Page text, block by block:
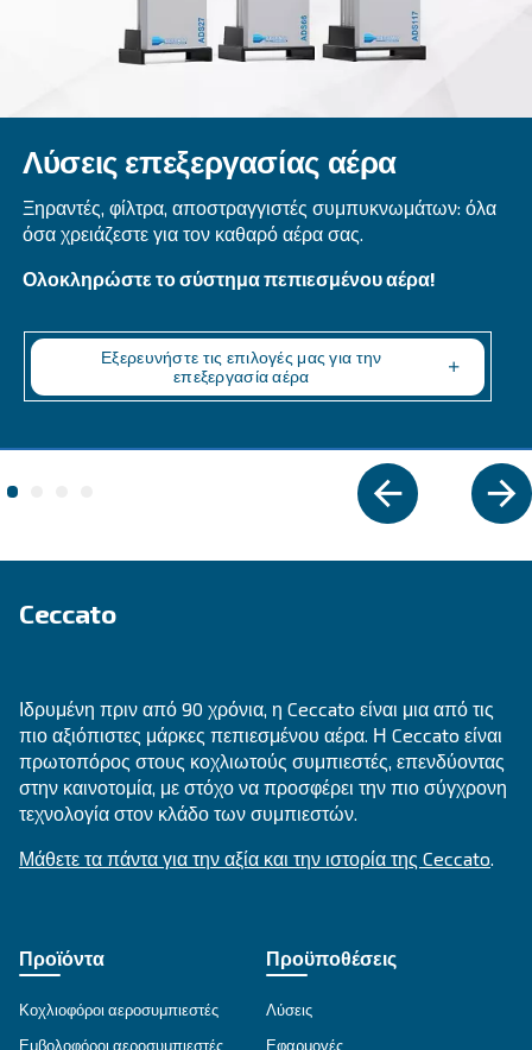
DRM 40 – 60 HP IVR
Αξιόπιστο και αποτελεσματικό: Το DRM 40 - 60
μοντέλα σταθερής ταχύτητας. Ενισχύστε την
παραγωγικότητα με συμπαγή σχεδιασμό και
Εξερευνήστε τη σειρά
ΣΤΑΘΕΡΉΣ ΤΑΧΎΤΗΤΑΣ